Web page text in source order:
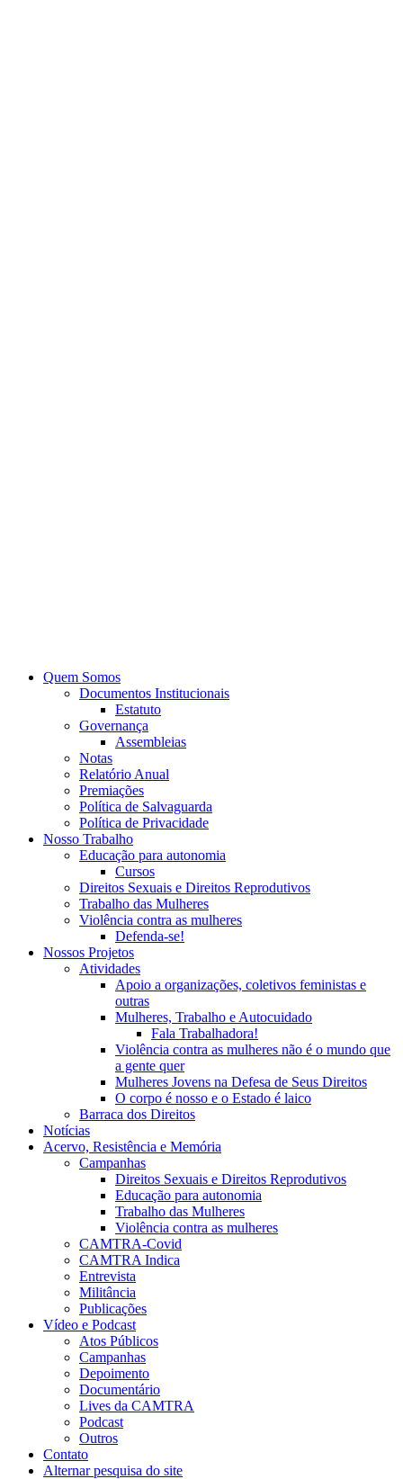
Quem Somos
Documentos Institucionais
Estatuto
Governança
Assembleias
Notas
Relatório Anual
Premiações
Política de Salvaguarda
Política de Privacidade
Nosso Trabalho
Educação para autonomia
Cursos
Direitos Sexuais e Direitos Reprodutivos
Trabalho das Mulheres
Violência contra as mulheres
Defenda-se!
Nossos Projetos
Atividades
Apoio a organizações, coletivos feministas e
outras
Mulheres, Trabalho e Autocuidado
Fala Trabalhadora!
Violência contra as mulheres não é o mundo que
a gente quer
Mulheres Jovens na Defesa de Seus Direitos
O corpo é nosso e o Estado é laico
Barraca dos Direitos
Notícias
Acervo, Resistência e Memória
Campanhas
Direitos Sexuais e Direitos Reprodutivos
Educação para autonomia
Trabalho das Mulheres
Violência contra as mulheres
CAMTRA-Covid
CAMTRA Indica
Entrevista
Militância
Publicações
Vídeo e Podcast
Atos Públicos
Campanhas
Depoimento
Documentário
Lives da CAMTRA
Podcast
Outros
Contato
Alternar pesquisa do site